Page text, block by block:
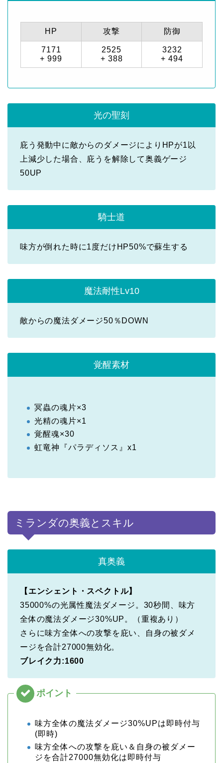
HP 攻撃 防御
7171
+ 999
2525
+ 388
3232
+ 494
光の聖刻
庇う発動中に敵からのダメージによりHPが1以
上減少した場合、庇うを解除して奥義ゲージ
50UP
騎士道
味方が倒れた時に1度だけHP50%で蘇生する
魔法耐性Lv10
敵からの魔法ダメージ50％DOWN
覚醒素材
冥蟲の魂片×3
光精の魂片×1
覚醒魂×30
虹竜神『パラディソス』x1
ミランダの奥義とスキル
真奥義
【エンシェント・スペクトル】
35000%の光属性魔法ダメージ。30秒間、味方
全体の魔法ダメージ30%UP。（重複あり）
さらに味方全体への攻撃を庇い、自身の被ダメ
ージを合計27000無効化。
ブレイク力:1600
味方全体の魔法ダメージ30%UPは即時付与
(即時)
味方全体への攻撃を庇い＆自身の被ダメー
ジを合計27000無効化は即時付与